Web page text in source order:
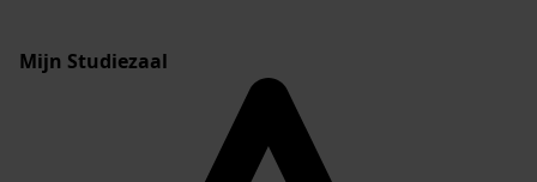
Mijn Studiezaal